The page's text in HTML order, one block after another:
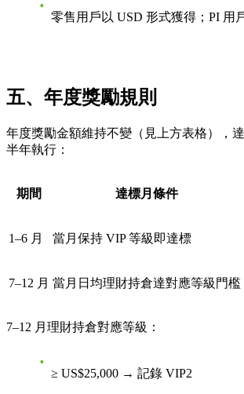
零售用戶以 USD 形式獲得；PI 用
五、年度獎勵規則
年度獎勵金額維持不變（見上方表格），
半年執行：
期間 達標月條件
1–6 月 當月保持 VIP 等級即達標
7–12 月 當月日均理財持倉達對應等級門檻
7–12 月理財持倉對應等級：
≥ US$25,000 → 記錄 VIP2